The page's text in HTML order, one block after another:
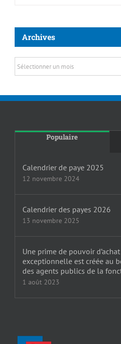
Archives
Archives
Populaire
Calendrier de paye 2025
12 novembre 2024
Calendrier des payes 2026
13 novembre 2025
Une prime de pouvoir
exceptionnelle est créée au
des agents publics de la
1 août 2023